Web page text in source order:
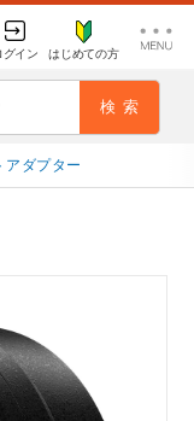
グイン はじめての方
アダプター